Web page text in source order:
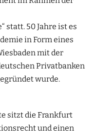
50 Jahre ist es
in Form eines
mit der
Privatbanken
wurde.
sitzt die Frankfurt
und einen